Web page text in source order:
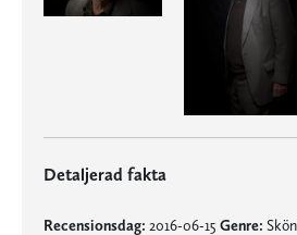
Detaljerad fakta
Recensionsdag: 2016-06-15 Genre: